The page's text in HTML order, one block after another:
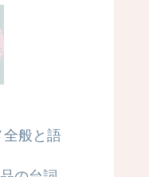
全般と語